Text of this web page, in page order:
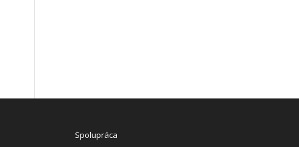
Spolupráca